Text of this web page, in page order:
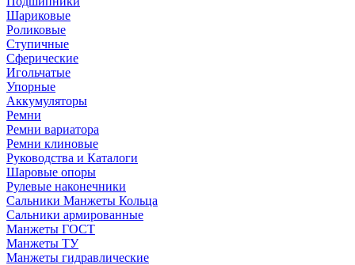
Шариковые
Роликовые
Ступичные
Сферические
Игольчатые
Упорные
Аккумуляторы
Ремни
Ремни вариатора
Ремни клиновые
Руководства и Каталоги
Шаровые опоры
Рулевые наконечники
Сальники Манжеты Кольца
Сальники армированные
Манжеты ГОСТ
Манжеты ТУ
Манжеты гидравлические